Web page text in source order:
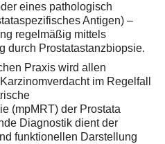
eines pathologisch
Antigen) –
regelmäßig mittels
durch Prostatastanzbiopsie.
Praxis wird allen
im Regelfall
(mpMRT) der Prostata
Diagnostik dient der
funktionellen Darstellung